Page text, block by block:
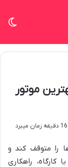
موتور
را متوقف کند و
کارگاه، راهکاری